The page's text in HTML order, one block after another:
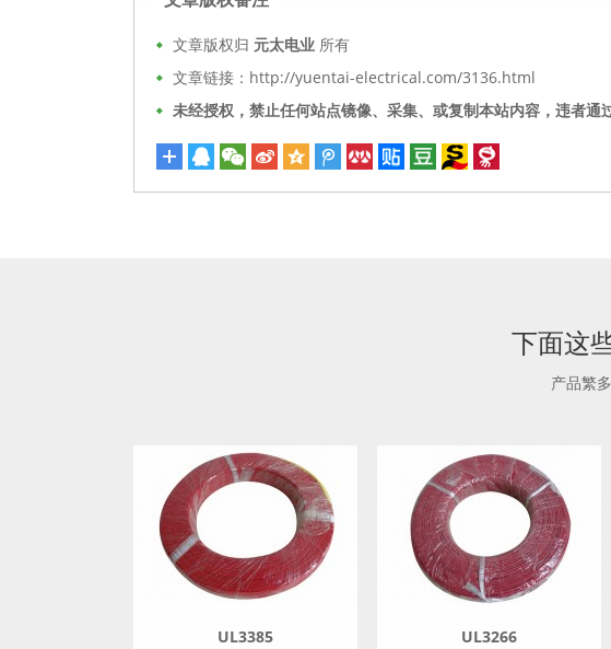
文章版权归 元太电业 所有
文章链接：http://yuentai-electrical.com/3136.html
未经授权，禁止任何站点镜像、采集、或复制本站内容，违者通
下面这
产品繁
UL3385 UL3266